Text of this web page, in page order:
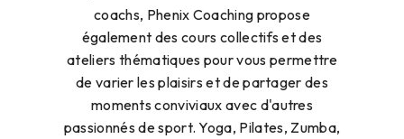
coachs, Phenix Coaching propose
également des cours collectifs et des
ateliers thématiques pour vous permettre
de varier les plaisirs et de partager des
moments conviviaux avec d'autres
passionnés de sport. Yoga, Pilates, Zumba,